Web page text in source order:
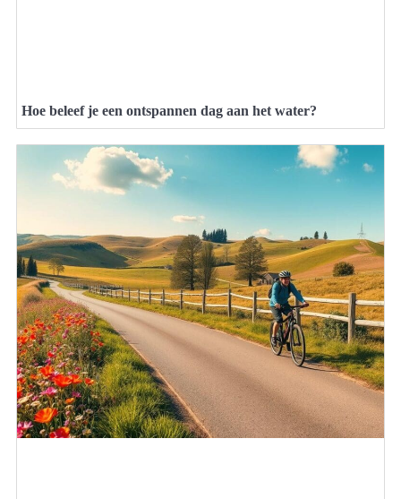
Hoe beleef je een ontspannen dag aan het water?